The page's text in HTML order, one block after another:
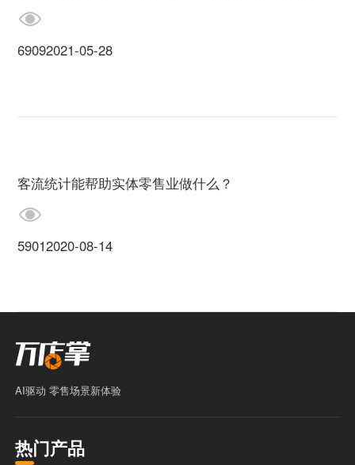
69092021-05-28
客流统计能帮助实体零售业做什么？
59012020-08-14
AI驱动 零售场景新体验
热门产品